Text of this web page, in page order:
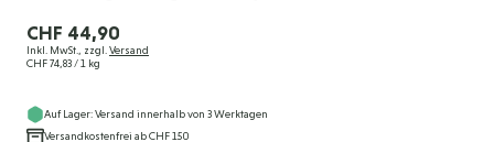
CHF 44,90
Inkl. MwSt., zzgl. Versand
CHF 74,83 / 1 kg
Auf Lager: Versand innerhalb von 3 Werktagen
Versandkostenfrei ab CHF 150